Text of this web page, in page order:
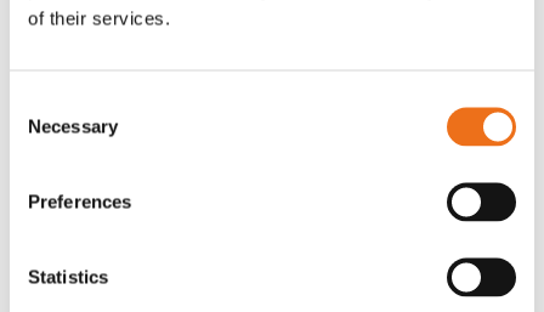
of their services.
Selection
Necessary
Preferences
Statistics